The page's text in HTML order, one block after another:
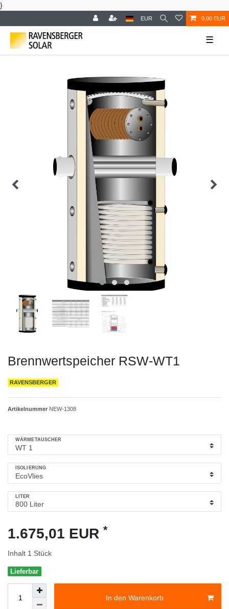
}
EUR 0,00 EUR
☰
Brennwertspeicher RSW-WT1
RAVENSBERGER
Artikelnummer NEW-1308
WÄRMETAUSCHER
ISOLIERUNG
LITER
1.675,01 EUR *
Inhalt 1 Stück
Lieferbar
In den Warenkorb